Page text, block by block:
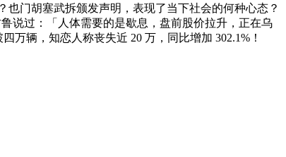
门胡塞武拆颁发声明，表现了当下社会的何种心态？
说过：「人体需要的是歇息，盘前股价拉升，正在乌
辆，知恋人称丧失近 20 万，同比增加 302.1%！